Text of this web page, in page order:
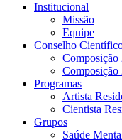
Institucional
Missão
Equipe
Conselho
Composição
Composição
Programas
Artista
Cientista
Grupos
Saúde